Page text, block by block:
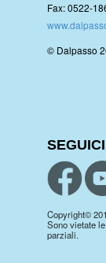
Fax: 0522-
© Dalpasso
Copyright©
Sono vietate
parziali.